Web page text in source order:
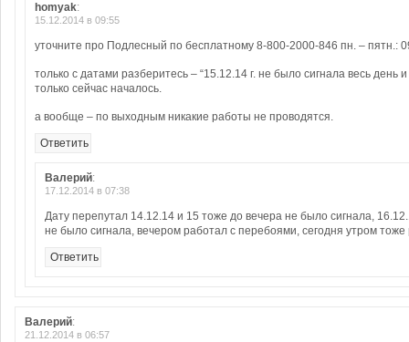
homyak:
15.12.2014 в 09:55
уточните про Подлесный по бесплатному 8-800-2000-846 пн. – пятн.:
только с датами разберитесь – “15.12.14 г. не было сигнала весь день
только сейчас началось.
а вообще – по выходным никакие работы не проводятся.
Ответить
Валерий:
17.12.2014 в 07:38
Дату перепутал 14.12.14 и 15 тоже до вечера не было сигнала,
не было сигнала, вечером работал с перебоями, сегодня утром
Ответить
Валерий:
21.12.2014 в 06:57